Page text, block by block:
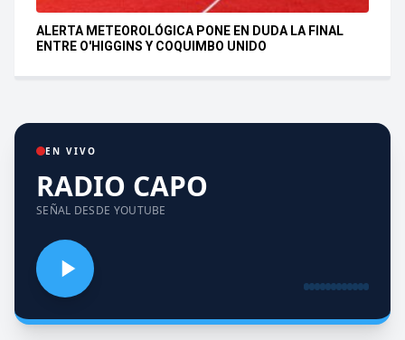
ALERTA METEOROLÓGICA PONE EN DUDA LA FINAL
ENTRE O'HIGGINS Y COQUIMBO UNIDO
EN VIVO
RADIO CAPO
SEÑAL DESDE YOUTUBE